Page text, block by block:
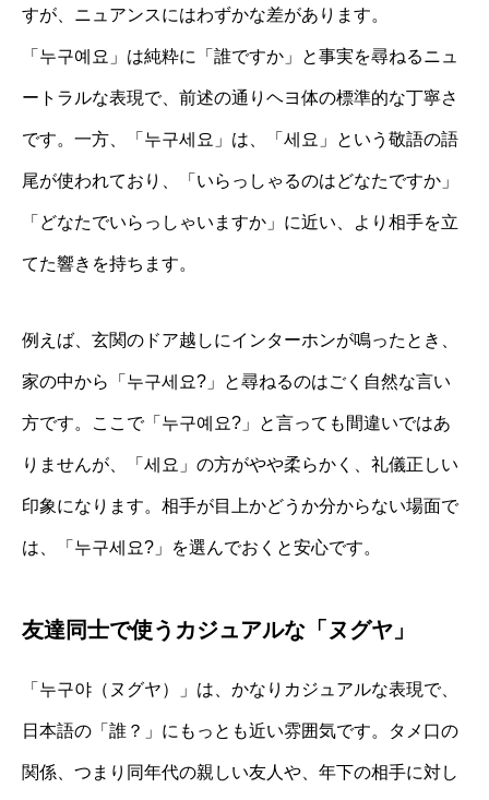
すが、ニュアンスにはわずかな差があります。
「누구예요」は純粋に「誰ですか」と事実を尋ねるニュ
ートラルな表現で、前述の通りヘヨ体の標準的な丁寧さ
です。一方、「누구세요」は、「세요」という敬語の語
尾が使われており、「いらっしゃるのはどなたですか」
「どなたでいらっしゃいますか」に近い、より相手を立
てた響きを持ちます。
例えば、玄関のドア越しにインターホンが鳴ったとき、
家の中から「누구세요?」と尋ねるのはごく自然な言い
方です。ここで「누구예요?」と言っても間違いではあ
りませんが、「세요」の方がやや柔らかく、礼儀正しい
印象になります。相手が目上かどうか分からない場面で
は、「누구세요?」を選んでおくと安心です。
友達同士で使うカジュアルな「ヌグヤ」
「누구야（ヌグヤ）」は、かなりカジュアルな表現で、
日本語の「誰？」にもっとも近い雰囲気です。タメ口の
関係、つまり同年代の親しい友人や、年下の相手に対し